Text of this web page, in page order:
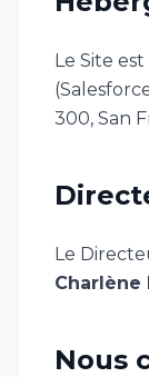
Le Site
300, San
Le
Charlène
Nous